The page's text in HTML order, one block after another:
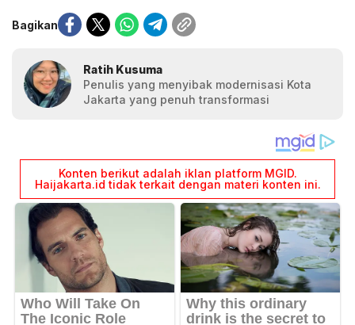
Bagikan
Ratih Kusuma
Penulis yang menyibak modernisasi Kota
Jakarta yang penuh transformasi